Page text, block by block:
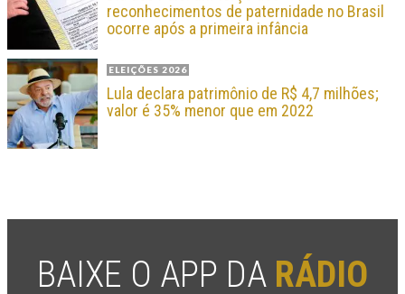
reconhecimentos de paternidade no Brasil
ocorre após a primeira infância
ELEIÇÕES 2026
Lula declara patrimônio de R$ 4,7 milhões;
valor é 35% menor que em 2022
BAIXE O APP DA RÁDIO